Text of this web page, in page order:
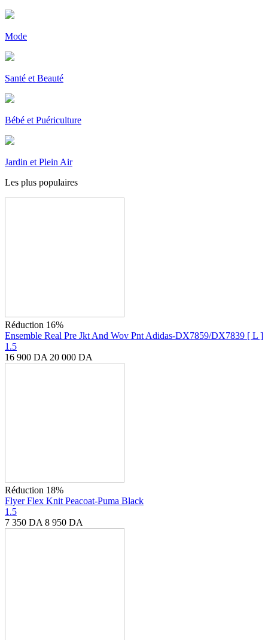
Mode
Santé et Beauté
Bébé et Puériculture
Jardin et Plein Air
Les plus populaires
Réduction 16%
Ensemble Real Pre Jkt And Wov Pnt Adidas-DX7859/DX7839 [ L ]
1.5
16 900 DA 20 000 DA
Réduction 18%
Flyer Flex Knit Peacoat-Puma Black
1.5
7 350 DA 8 950 DA